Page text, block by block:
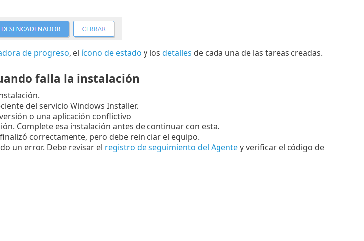
de progreso, el ícono de estado y los detalles de cada una de las tareas creadas.
falla la instalación
del servicio Windows Installer.
o una aplicación conflictivo
Complete esa instalación antes de continuar con esta.
correctamente, pero debe reiniciar el equipo.
un error. Debe revisar el registro de seguimiento del Agentey verificar el código de